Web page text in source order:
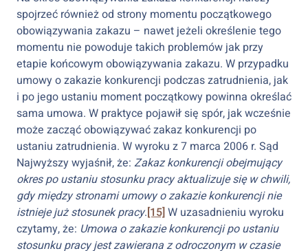
spojrzeć również od strony momentu początkowego
obowiązywania zakazu – nawet jeżeli określenie tego
momentu nie powoduje takich problemów jak przy
etapie końcowym obowiązywania zakazu. W przypadku
umowy o zakazie konkurencji podczas zatrudnienia, jak
i po jego ustaniu moment początkowy powinna określać
sama umowa. W praktyce pojawił się spór, jak wcześnie
może zacząć obowiązywać zakaz konkurencji po
ustaniu zatrudnienia. W wyroku z 7 marca 2006 r. Sąd
Najwyższy wyjaśnił, że: Zakaz konkurencji obejmujący
okres po ustaniu stosunku pracy aktualizuje się w chwili,
gdy między stronami umowy o zakazie konkurencji nie
istnieje już stosunek pracy.[15]W uzasadnieniu wyroku
czytamy, że: Umowa o zakazie konkurencji po ustaniu
stosunku pracy jest zawierana z odroczonym w czasie